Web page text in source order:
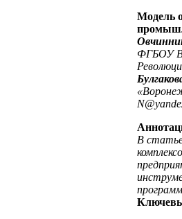
Модель
ФГБОУ
N@
В